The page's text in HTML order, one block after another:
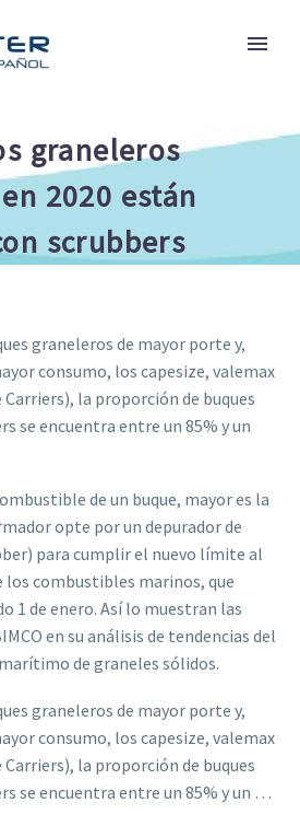
graneleros
2020 están
scrubbers
graneleros de mayor porte y,
consumo, los capesize, valemax
Carriers), la proporción de buques
se encuentra entre un 85% y un
de un buque, mayor es la
opte por un depurador de
para cumplir el nuevo límite al
los combustibles marinos, que
1 de enero. Así lo muestran las
en su análisis de tendencias del
de graneles sólidos.
graneleros de mayor porte y,
consumo, los capesize, valemax
Carriers), la proporción de buques
se encuentra entre un 85% y un …